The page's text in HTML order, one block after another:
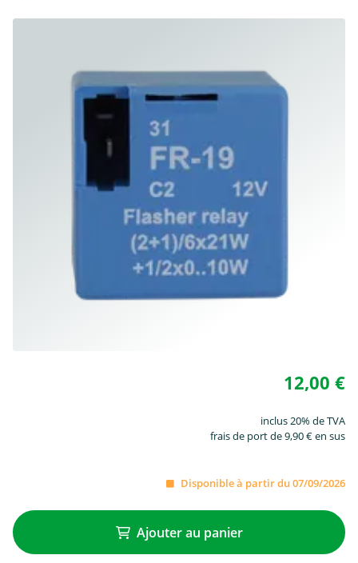
12,00 €
inclus 20% de TVA
frais de port de 9,90 € en sus
Disponible à partir du 07/09/2026
Ajouter au panier